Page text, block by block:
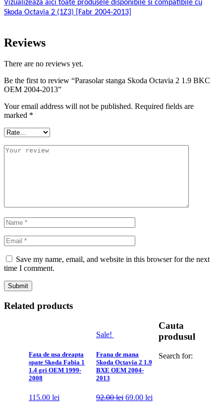
Vizualizeaza aici toate produsele disponibile si compatibile cu
Skoda Octavia 2 (1Z3) [Fabr 2004-2013]
Reviews
There are no reviews yet.
Be the first to review “Parasolar stanga Skoda Octavia 2 1.9 BKC
OEM 2004-2013”
Your email address will not be published. Required fields are
marked *
Save my name, email, and website in this browser for the next
time I comment.
Related products
Fata de usa dreapta
spate Skoda Fabia 1
1.4 gri OEM 1999-
2008
115.00 lei
Sale!
Frana de mana
Skoda Octavia 2 1.9
BXE OEM 2004-
2013
92.00lei 69.00 lei
Cauta
produsul
Search for: